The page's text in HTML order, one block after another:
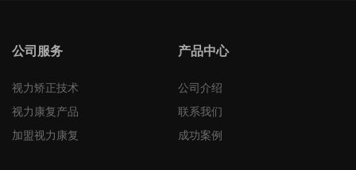
公司服务
视力矫正技术
视力康复产品
加盟视力康复
产品中心
公司介绍
联系我们
成功案例